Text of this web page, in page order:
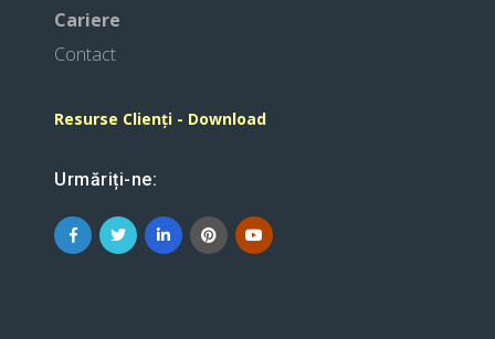
Cariere
Contact
Resurse Clienți - Download
Urmăriți-ne: